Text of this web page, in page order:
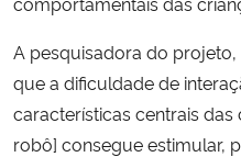
A pesquisadora do
que a dificuldade de
características centrais das
robô] consegue estimular,